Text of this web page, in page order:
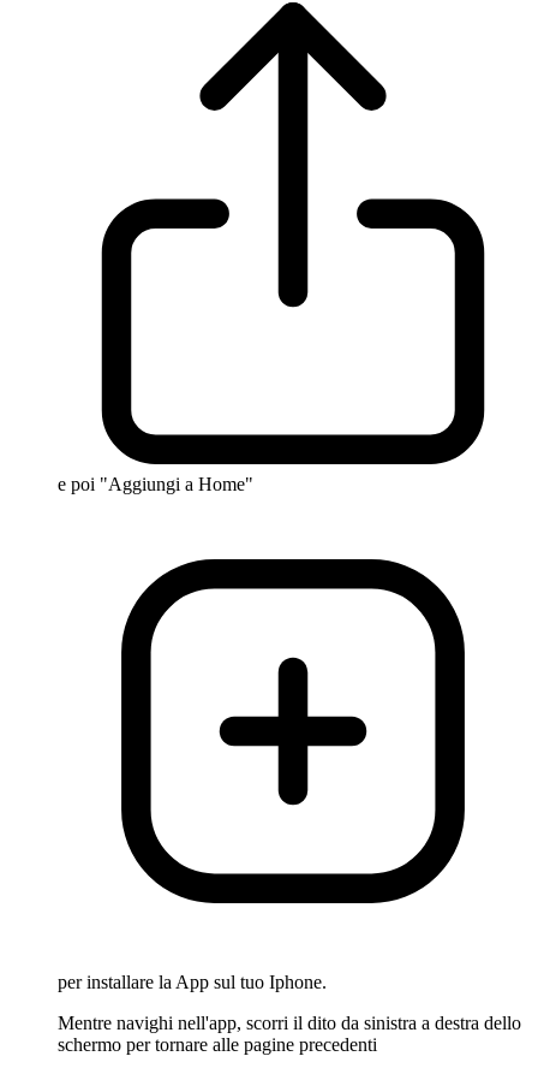
e poi "Aggiungi a Home"
per installare la App sul tuo Iphone.
Mentre navighi nell'app, scorri il dito da sinistra a destra dello
schermo per tornare alle pagine precedenti